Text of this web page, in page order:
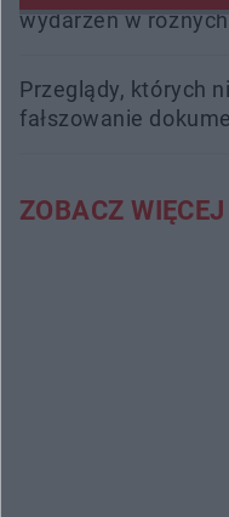
wydarzeń w
Przeglądy, których
fałszowanie
ZOBACZ WIĘCEJ